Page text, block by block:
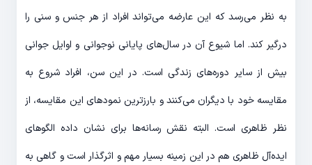
به نظر می‌رسد که این عارضه می‌تواند افراد از هر جنس و سنی را
درگیر کند. اما شیوع آن در سال‌های پایانی نوجوانی و اوایل جوانی
بیش از سایر دوره‌های زندگی است. در این سن، افراد شروع به
مقایسه خود با دیگران می‌کنند و بارزترین نمودهای این مقایسه، از
نظر ظاهری است. البته نقش رسانه‌ها برای نشان داده الگوهای
ایده‌آل ظاهری هم در این زمینه بسیار مهم و اثرگذار است و گاهی به